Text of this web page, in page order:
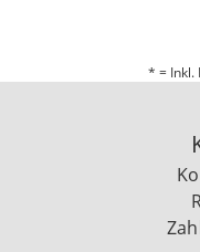
* = Inkl.